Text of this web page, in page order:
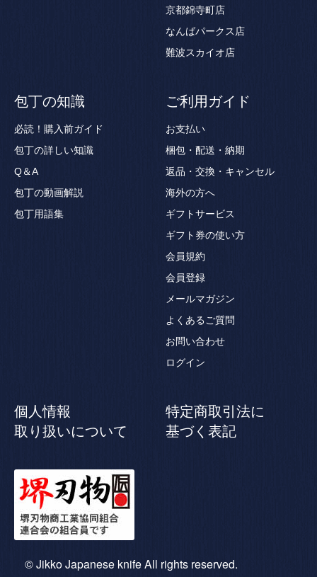
京都錦寺町店
なんばパークス店
難波スカイオ店
包丁の知識
必読！購入前ガイド
包丁の詳しい知識
Q＆A
包丁の動画解説
包丁用語集
ご利用ガイド
お支払い
梱包・配送・納期
返品・交換・キャンセル
海外の方へ
ギフトサービス
ギフト券の使い方
会員規約
会員登録
メールマガジン
よくあるご質問
お問い合わせ
ログイン
個人情報
取り扱いについて
特定商取引法に
基づく表記
© Jikko Japanese knife All rights reserved.